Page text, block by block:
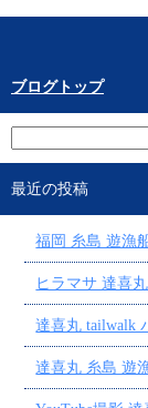
ブログトップ
最近の投稿
福岡 糸島 遊漁
ヒラマサ 達喜
達喜丸 tailwalk
達喜丸 糸島 遊